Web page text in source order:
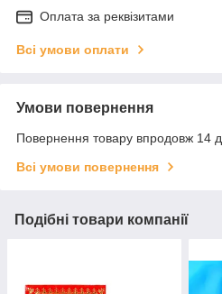
Оплата за реквізитами
Всі умови оплати
Умови повернення
Повернення товару впродовж 14
Всі умови повернення
Подібні товари компанії